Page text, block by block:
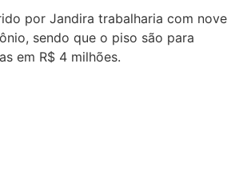
por Jandira trabalharia com nove
sendo que o piso são para
em R$ 4 milhões.